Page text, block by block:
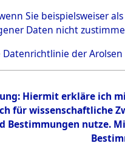
Einen Kommentar
Sie beispielsweiser
Daten nicht
der Arolsen
Hiermit erkläre ich
für wissenschaftliche
Bestimmungen nutze.